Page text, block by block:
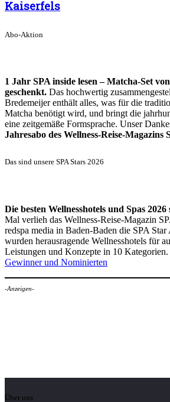
Kaiserfels
Abo-Aktion
1 Jahr SPA inside lesen – Matcha-Set
geschenkt. Das hochwertig
Bredemeijer enthält alles, was für die
Matcha benötigt wird, und bringt die
eine zeitgemäße Formsprache. Unser
Jahresabo des Wellness-Reise-Magazins
Das sind unsere SPA Stars 2026
Die besten Wellnesshotels und Spas
Mal verlieh das Wellness-Reise-Magazin
redspa media in Baden-Baden die SPA
wurden herausragende Wellnesshotels für
Leistungen und Konzepte in 10 Kategorien.
Gewinner und Nominierten
-Anzeigen-
Über uns